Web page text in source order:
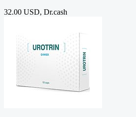
32.00 USD, Dr.cash